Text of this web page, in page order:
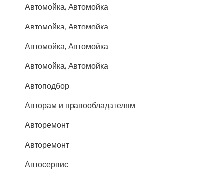
Автомойка, Автомойка
Автомойка, Автомойка
Автомойка, Автомойка
Автомойка, Автомойка
Автоподбор
Авторам и правообладателям
Авторемонт
Авторемонт
Автосервис